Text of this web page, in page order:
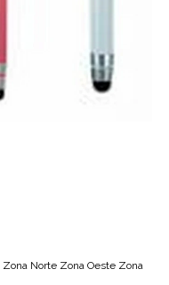
Zona Norte Zona Oeste Zona